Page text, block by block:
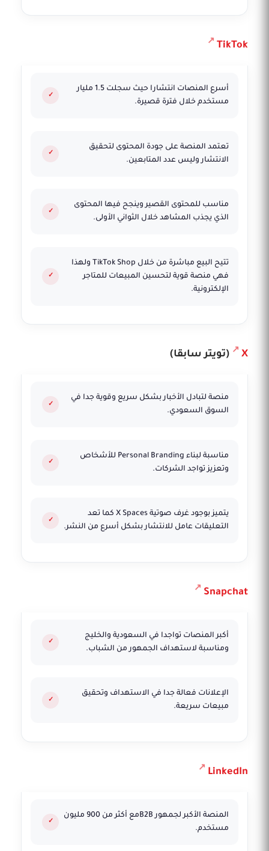
TikTok
أسرع المنصات انتشارا حيث سجلت 1.5 مليار
مستخدم خلال فترة قصيرة.
تعتمد المنصة على جودة المحتوى لتحقيق
الانتشار وليس عدد المتابعين.
مناسب للمحتوى القصير وينجح فيها المحتوى
الذي يجذب المشاهد خلال الثواني الأولى.
تتيح البيع مباشرة من خلال TikTok Shop ولهذا
فهي منصة قوية لتحسين المبيعات للمتاجر
الإلكترونية.
X (تويتر سابقا)
منصة لتبادل الأخبار بشكل سريع وقوية جدا في
السوق السعودي.
مناسبة لبناء Personal Branding للأشخاص
وتعزيز تواجد الشركات.
يتميز بوجود غرف صوتية X Spaces كما تعد
التعليقات عامل للانتشار بشكل أسرع من النشر.
Snapchat
أكبر المنصات تواجدا في السعودية والخليج
ومناسبة لاستهداف الجمهور من الشباب.
الإعلانات فعالة جدا في الاستهداف وتحقيق
مبيعات سريعة.
LinkedIn
المنصة الأكبر لجمهور B2Bمع أكثر من 900 مليون
مستخدم.